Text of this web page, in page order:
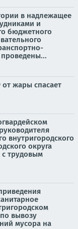
в надлежащее
и
бюджетного
жары спасает
внутригородского
округа
трудовым
вывозу
мусора на